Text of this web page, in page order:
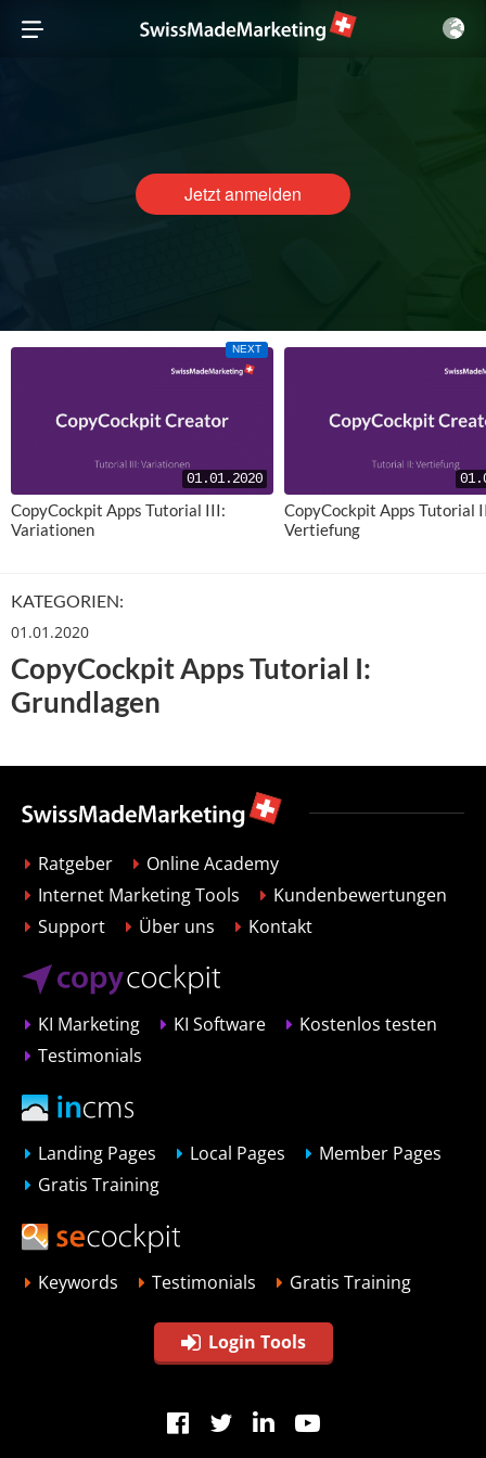
Jetzt anmelden
01.01.2020
NEXT
CopyCockpit Apps Tutorial III:
Variationen
CopyCockpit Apps Tutorial
Vertiefung
KATEGORIEN:
01.01.2020
CopyCockpit Apps Tutorial I:
Grundlagen
Ratgeber
Online Academy
Internet Marketing Tools
Kundenbewertungen
Support
Über uns Kontakt
KI Marketing KI Software
Kostenlos testen
Testimonials
Landing Pages Local Pages
Member Pages
Gratis Training
Keywords Testimonials Gratis Training
Login Tools